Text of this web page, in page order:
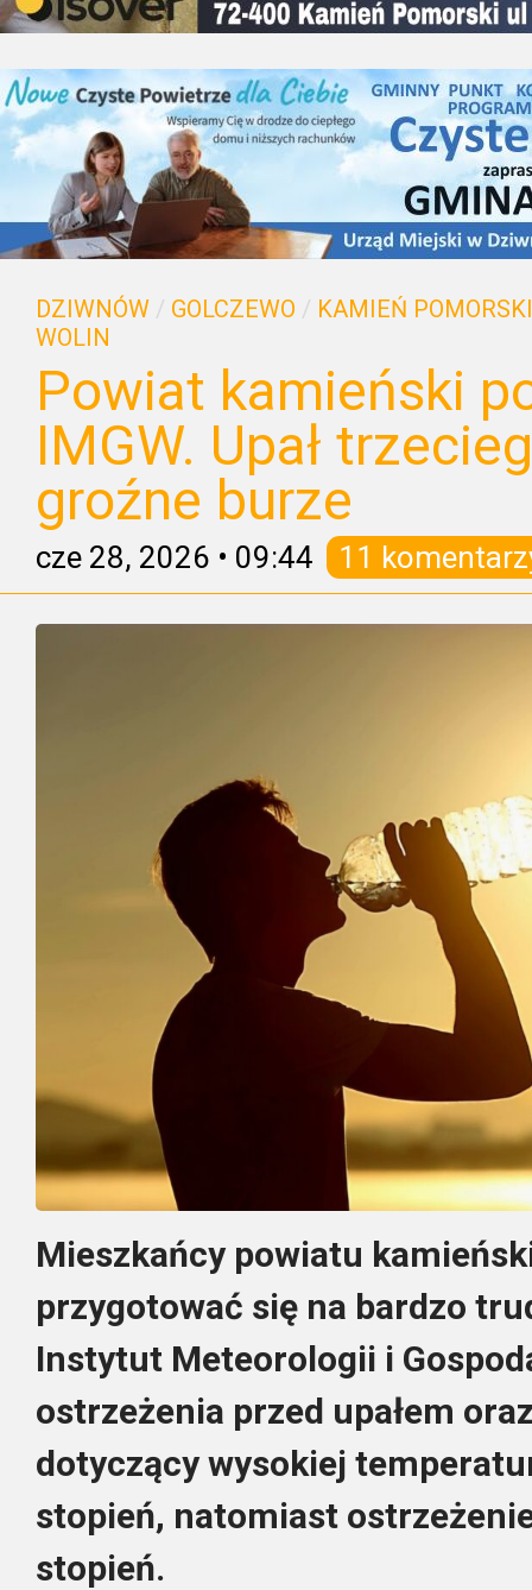
DZIWNÓW / GOLCZEWO / KAMIEŃ POMORSKI
WOLIN
Powiat kamieński
IMGW. Upał
groźne burze
cze 28, 2026 • 09:44 11
Mieszkańcy powiatu
przygotować się na bardzo
Instytut Meteorologii i
ostrzeżenia przed upałem
dotyczący wysokiej
stopień, natomiast
stopień.